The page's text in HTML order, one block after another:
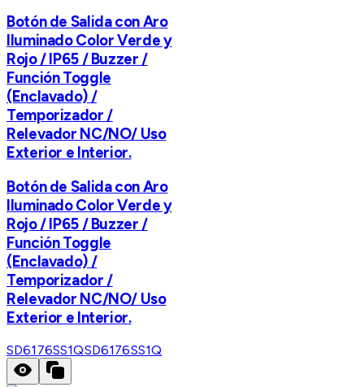
Botón de Salida con Aro
Iluminado Color Verde y
Rojo / IP65 / Buzzer /
Función Toggle
(Enclavado) /
Temporizador /
Relevador NC/NO/ Uso
Exterior e Interior.
Botón de Salida con Aro
Iluminado Color Verde y
Rojo / IP65 / Buzzer /
Función Toggle
(Enclavado) /
Temporizador /
Relevador NC/NO/ Uso
Exterior e Interior.
SD6176SS1QSD6176SS1Q